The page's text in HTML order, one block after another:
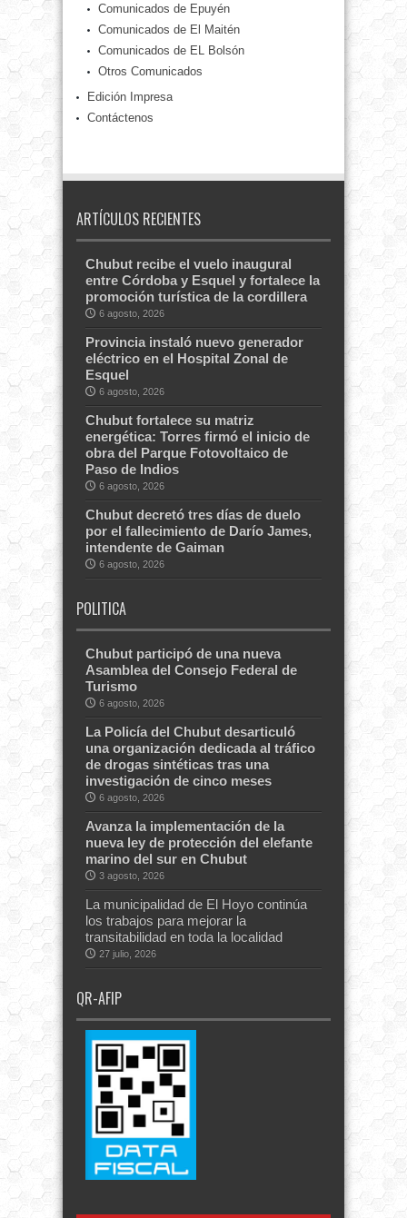
Comunicados de Epuyén
Comunicados de El Maitén
Comunicados de EL Bolsón
Otros Comunicados
Edición Impresa
Contáctenos
ARTÍCULOS RECIENTES
Chubut recibe el vuelo inaugural
entre Córdoba y Esquel y fortalece la
promoción turística de la cordillera
6 agosto, 2026
Provincia instaló nuevo generador
eléctrico en el Hospital Zonal de
Esquel
6 agosto, 2026
Chubut fortalece su matriz
energética: Torres firmó el inicio de
obra del Parque Fotovoltaico de
Paso de Indios
6 agosto, 2026
Chubut decretó tres días de duelo
por el fallecimiento de Darío James,
intendente de Gaiman
6 agosto, 2026
POLITICA
Chubut participó de una nueva
Asamblea del Consejo Federal de
Turismo
6 agosto, 2026
La Policía del Chubut desarticuló
una organización dedicada al tráfico
de drogas sintéticas tras una
investigación de cinco meses
6 agosto, 2026
Avanza la implementación de la
nueva ley de protección del elefante
marino del sur en Chubut
3 agosto, 2026
La municipalidad de El Hoyo continúa
los trabajos para mejorar la
transitabilidad en toda la localidad
27 julio, 2026
QR-AFIP